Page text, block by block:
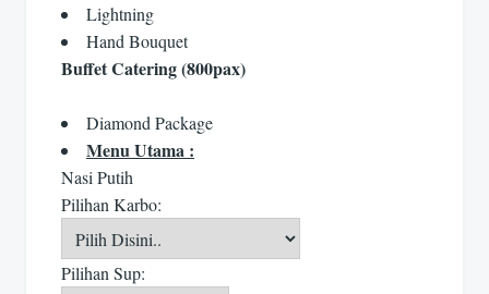
Lightning
Hand Bouquet
Buffet Catering (800pax)
Diamond Package
Menu Utama :
Nasi Putih
Pilihan Karbo:
Pilihan Sup: